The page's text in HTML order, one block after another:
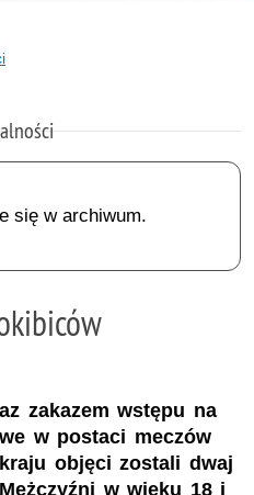
się w archiwum.
zakazem wstępu na
w postaci meczów
objęci zostali dwaj
w wieku 18 i